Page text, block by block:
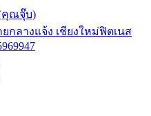
(คุณจุ๊บ)
กลางแจ้ง เชียงใหม่ฟิตเนส